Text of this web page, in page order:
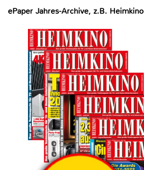
ePaper Jahres-Archive, z.B. Heimkino